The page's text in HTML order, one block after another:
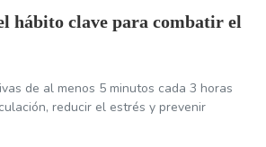
hábito clave para combatir el
de al menos 5 minutos cada 3 horas
reducir el estrés y prevenir